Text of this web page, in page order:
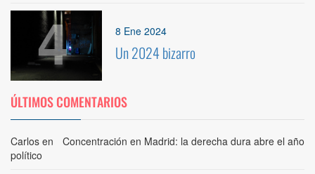
4 8 Ene 2024
Un 2024 bizarro
ÚLTIMOS COMENTARIOS
Carlos en
Concentración en Madrid: la derecha dura abre el año
político